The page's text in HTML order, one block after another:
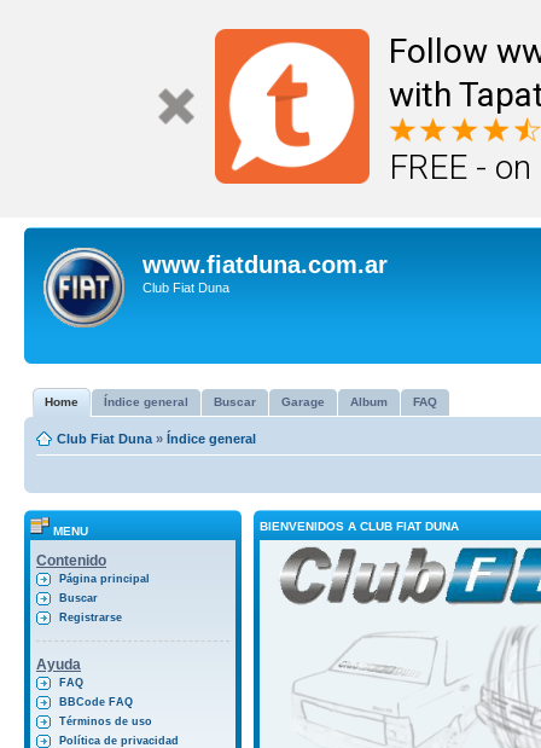
Follow
with
FREE -
www.fiatduna.com.ar
Club Fiat Duna
Home Índice general Buscar Garage Album FAQ
Club Fiat Duna » Índice general
MENU
Contenido
Página principal
Buscar
Registrarse
Ayuda
FAQ
BBCode FAQ
Términos de uso
Política de privacidad
BIENVENIDOS A CLUB FIAT DUNA